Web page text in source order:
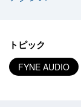
トピック
FYNE AUDIO